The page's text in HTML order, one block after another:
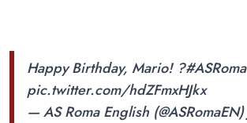
Happy Birthday, Mario! ?#ASRoma
pic.twitter.com/hdZFmxHJkx
— AS Roma English (@ASRomaEN)